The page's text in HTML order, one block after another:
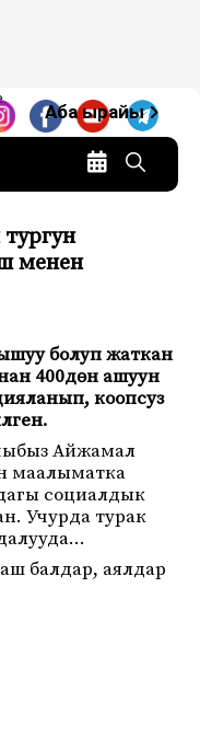
—
Аба ырайы
менен
болуп жаткан
400дөн ашуун
коопсуз
Айжамал
маалыматка
социалдык
Учурда турак
балдар, аялдар